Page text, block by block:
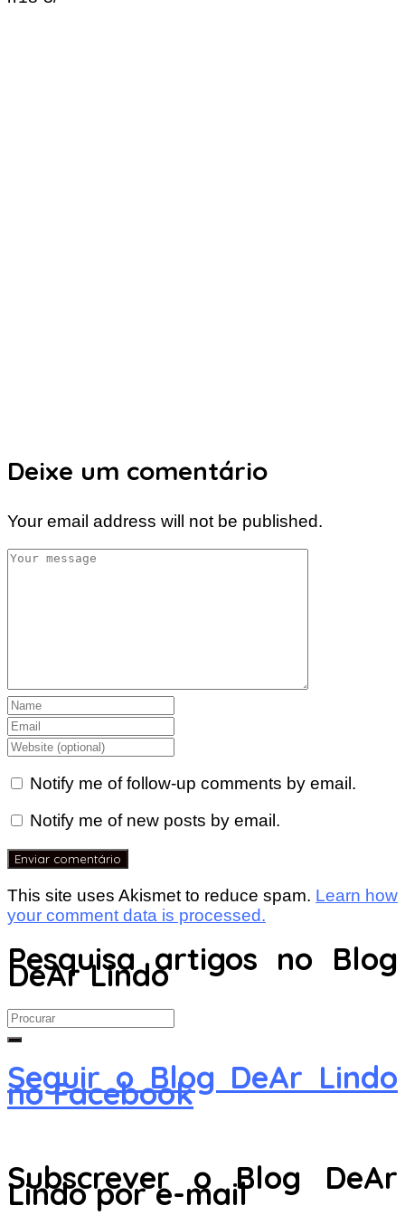
Deixe um comentário
Your email address will not be published.
Notify me of follow-up comments by email.
Notify me of new posts by email.
This site uses Akismet to reduce spam. Learn how
your comment data is processed.
Pesquisa artigos no Blog
DeAr Lindo
Search
for:
Seguir o Blog DeAr Lindo
no Facebook
Subscrever o Blog DeAr
Lindo por e-mail